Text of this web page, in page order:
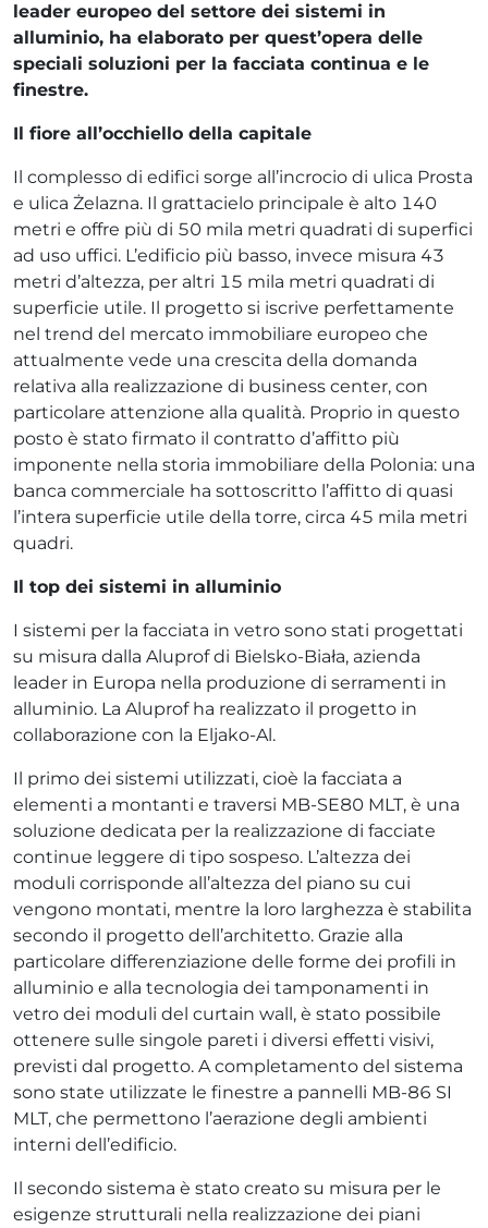
leader europeo del settore dei sistemi in
alluminio, ha elaborato per quest’opera delle
speciali soluzioni per la facciata continua e le
finestre.
Il fiore all’occhiello della capitale
Il complesso di edifici sorge all’incrocio di ulica Prosta
e ulica Żelazna. Il grattacielo principale è alto 140
metri e offre più di 50 mila metri quadrati di superfici
ad uso uffici. L’edificio più basso, invece misura 43
metri d’altezza, per altri 15 mila metri quadrati di
superficie utile. Il progetto si iscrive perfettamente
nel trend del mercato immobiliare europeo che
attualmente vede una crescita della domanda
relativa alla realizzazione di business center, con
particolare attenzione alla qualità. Proprio in questo
posto è stato firmato il contratto d’affitto più
imponente nella storia immobiliare della Polonia: una
banca commerciale ha sottoscritto l’affitto di quasi
l’intera superficie utile della torre, circa 45 mila metri
quadri.
Il top dei sistemi in alluminio
I sistemi per la facciata in vetro sono stati progettati
su misura dalla Aluprof di Bielsko-Biała, azienda
leader in Europa nella produzione di serramenti in
alluminio. La Aluprof ha realizzato il progetto in
collaborazione con la Eljako-Al.
Il primo dei sistemi utilizzati, cioè la facciata a
elementi a montanti e traversi MB-SE80 MLT, è una
soluzione dedicata per la realizzazione di facciate
continue leggere di tipo sospeso. L’altezza dei
moduli corrisponde all’altezza del piano su cui
vengono montati, mentre la loro larghezza è stabilita
secondo il progetto dell’architetto. Grazie alla
particolare differenziazione delle forme dei profili in
alluminio e alla tecnologia dei tamponamenti in
vetro dei moduli del curtain wall, è stato possibile
ottenere sulle singole pareti i diversi effetti visivi,
previsti dal progetto. A completamento del sistema
sono state utilizzate le finestre a pannelli MB-86 SI
MLT, che permettono l’aerazione degli ambienti
interni dell’edificio.
Il secondo sistema è stato creato su misura per le
esigenze strutturali nella realizzazione dei piani